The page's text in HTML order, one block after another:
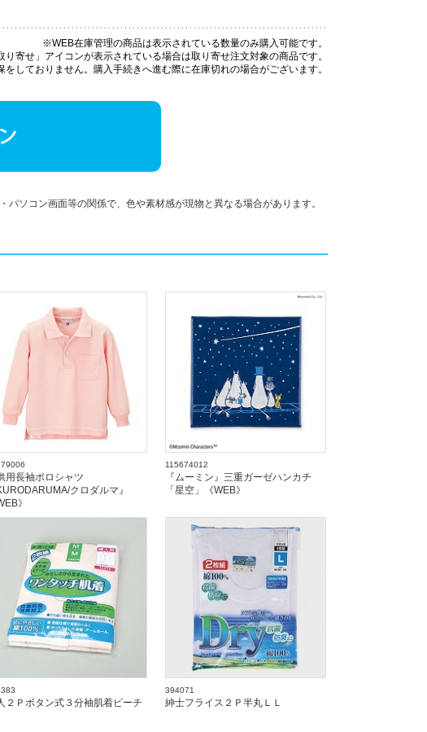
※WEB在庫管理の商品は表示されている数量のみ購入可能です。
寄せ」アイコンが表示されている場合は取り寄せ注文対象の商品です。
しておりません。購入手続きへ進む際に在庫切れの場合がございます。
ソコン画面等の関係で、色や素材感が現物と異なる場合があります。
用長袖ポロシャツ
クロダルマ』
》
115674012
『ムーミン』三重ガーゼハンカチ
「星空」《WEB》
２Ｐボタン式３分袖肌着ピーチ
394071
紳士フライス２Ｐ半丸ＬＬ